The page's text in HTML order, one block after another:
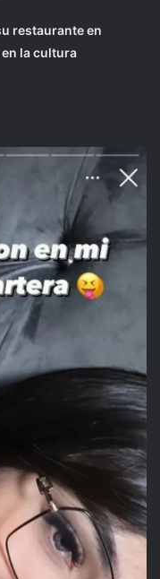
restaurante en
la cultura